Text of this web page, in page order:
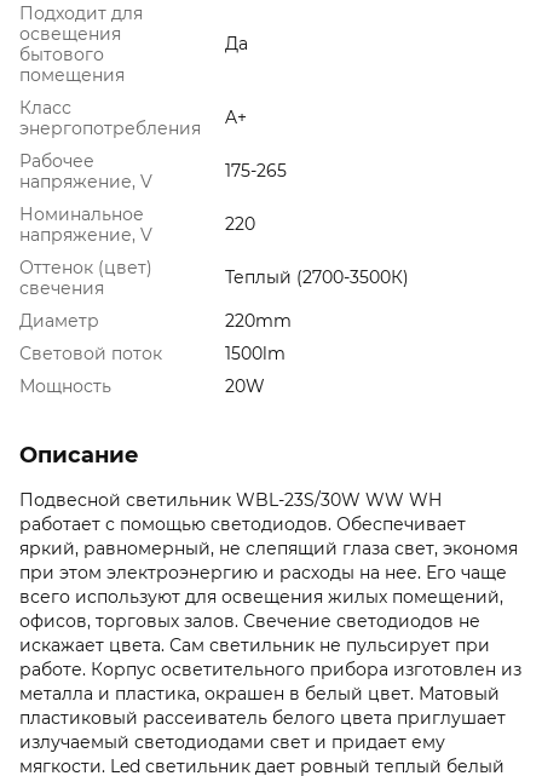
Подходит для
освещения
бытового
помещения
Да
Класс
энергопотребления
A+
Рабочее
напряжение, V
175-265
Номинальное
напряжение, V
220
Оттенок (цвет)
свечения
Теплый (2700-3500К)
Диаметр
220mm
Световой поток
1500lm
Мощность
20W
Описание
Подвесной светильник WBL-23S/30W WW WH
работает с помощью светодиодов. Обеспечивает
яркий, равномерный, не слепящий глаза свет, экономя
при этом электроэнергию и расходы на нее. Его чаще
всего используют для освещения жилых помещений,
офисов, торговых залов. Свечение светодиодов не
искажает цвета. Сам светильник не пульсирует при
работе. Корпус осветительного прибора изготовлен из
металла и пластика, окрашен в белый цвет. Матовый
пластиковый рассеиватель белого цвета приглушает
излучаемый светодиодами свет и придает ему
мягкости. Led светильник дает ровный теплый белый